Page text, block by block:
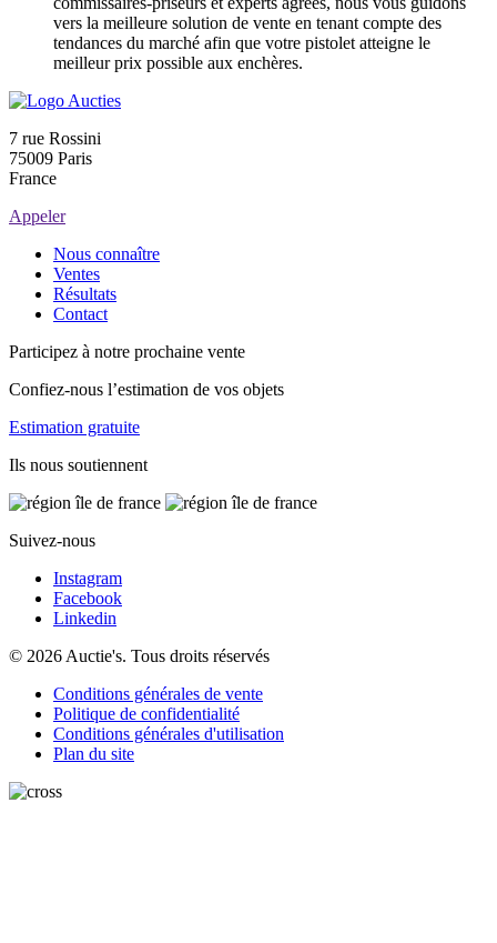
vers la meilleure solution de vente en tenant compte des
tendances du marché afin que votre pistolet atteigne le
meilleur prix possible aux enchères.
7 rue Rossini
75009 Paris
France
Appeler
Nous connaître
Ventes
Résultats
Contact
Participez à notre prochaine vente
Confiez-nous l’estimation de vos objets
Estimation gratuite
Ils nous soutiennent
Suivez-nous
Instagram
Facebook
Linkedin
© 2026 Auctie's. Tous droits réservés
Conditions générales de vente
Politique de confidentialité
Conditions générales d'utilisation
Plan du site